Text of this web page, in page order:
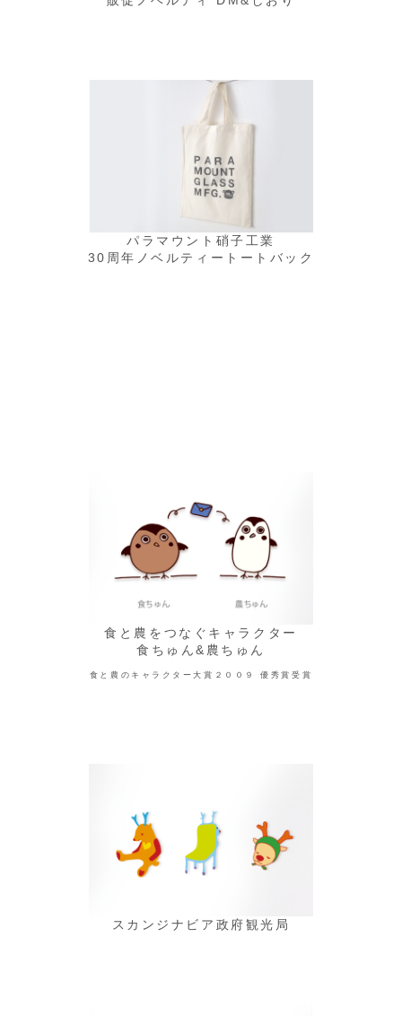
パラマウント硝子工業
30周年ノベルティートートバック
食と農をつなぐキャラクター
食ちゅん&農ちゅん
食と農のキャラクター大賞２００９ 優秀賞受賞
スカンジナビア政府観光局